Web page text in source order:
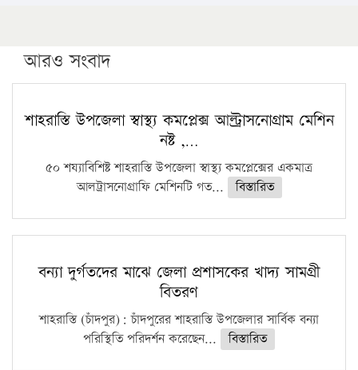
পিএইচডি করছেন কুয়েটের কৃতি…
সারা দেশে বজ্রাঘাতে ১৪ জনের প্রাণহানি
কঠোর হচ্ছে এসএসসি ও এইচএসসি পরীক্ষা
ফরিদগঞ্জে আগুনে পুড়লো ৬ ব্যবসা প্রতিষ্ঠান
আরও সংবাদ
শাহরাস্তি উপজেলা স্বাস্থ্য কমপ্লেক্স আল্ট্রাসনোগ্রাম মেশিন
নষ্ট ,…
৫০ শয্যাবিশিষ্ট শাহরাস্তি উপজেলা স্বাস্থ্য কমপ্লেক্সের একমাত্র
আলট্রাসনোগ্রাফি মেশিনটি গত...
বিস্তারিত
বন্যা দুর্গতদের মাঝে জেলা প্রশাসকের খাদ্য সামগ্রী
বিতরণ
শাহরাস্তি (চাঁদপুর): চাঁদপুরের শাহরাস্তি উপজেলার সার্বিক বন্যা
পরিস্থিতি পরিদর্শন করেছেন...
বিস্তারিত